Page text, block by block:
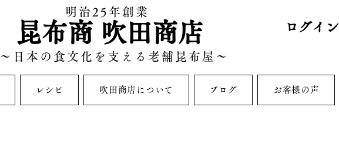
昆布商 吹田商店
​明治25年創業
～日本の食文化を支える老舗昆布屋～
ログイン
レシピ 吹田商店について ブログ お客様の声